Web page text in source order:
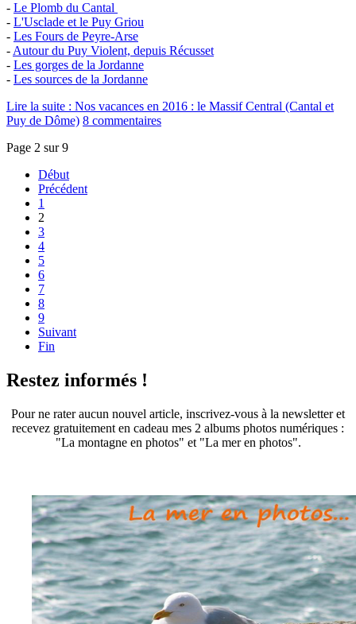
- Le Plomb du Cantal
- L'Usclade et le Puy Griou
- Les Fours de Peyre-Arse
- Autour du Puy Violent, depuis Récusset
- Les gorges de la Jordanne
- Les sources de la Jordanne
Lire la suite : Nos vacances en 2016 : le Massif Central (Cantal et
Puy de Dôme) 8 commentaires
Page 2 sur 9
Début
Précédent
1
2
3
4
5
6
7
8
9
Suivant
Fin
Restez informés !
Pour ne rater aucun nouvel article, inscrivez-vous à la newsletter et
recevez gratuitement en cadeau mes 2 albums photos numériques :
"La montagne en photos" et "La mer en photos".